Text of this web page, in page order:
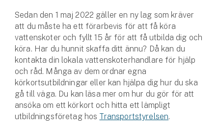
Kattförsäkring
Djurförsäkring
Hem & hus
Hemförsäkring
Villaförsäkring
Sedan den 1 maj 2022 gäller en ny lag som kräver
att du måste ha ett förarbevis för att få köra
vattenskoter och fyllt 15 år för att få utbilda dig och
köra. Har du hunnit skaffa ditt ännu? Då kan du
kontakta din lokala vattenskoterhandlare för hjälp
och råd. Många av dem ordnar egna
körkortsutbildningar eller kan hjälpa dig hur du ska
gå till väga. Du kan läsa mer om hur du gör för att
ansöka om ett körkort och hitta ett lämpligt
utbildningsföretag hos Transportstyrelsen.